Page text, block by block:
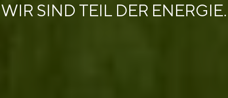
WIR SIND TEIL DER ENERGIE.